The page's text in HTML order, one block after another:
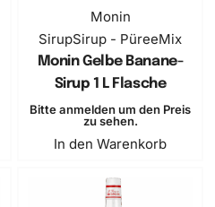
Monin
SirupSirup - PüreeMix
Monin Gelbe Banane-
Sirup 1 L Flasche
Bitte anmelden um den Preis
zu sehen.
In den Warenkorb